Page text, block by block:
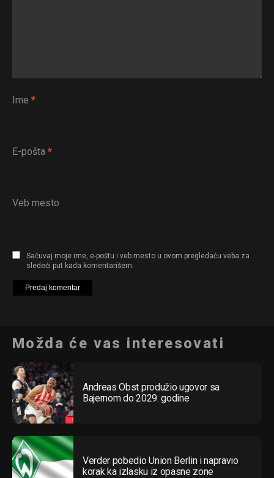
Ime *
E-pošta *
Veb mesto
Sačuvaj moje ime, e-poštu i veb mesto u ovom pregledaču veba za
sledeći put kada komentarišem.
Možda će vas interesovati
Andreas Obst produžio ugovor sa
Bajernom do 2029. godine
Verder pobedio Union Berlin i napravio
korak ka izlasku iz opasne zone